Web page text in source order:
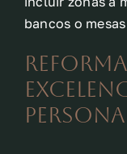
bancos o